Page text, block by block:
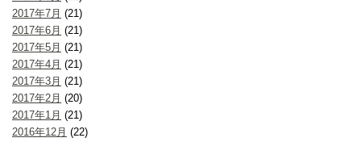
2017年7月 (21)
2017年6月 (21)
2017年5月 (21)
2017年4月 (21)
2017年3月 (21)
2017年2月 (20)
2017年1月 (21)
2016年12月 (22)